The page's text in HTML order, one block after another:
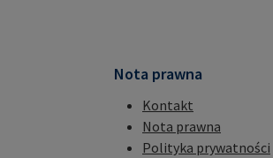
Nota prawna
Kontakt
Nota prawna
Polityka prywatności